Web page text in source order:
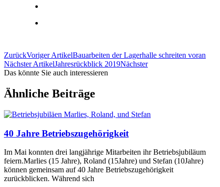
ZurückVoriger ArtikelBauarbeiten der Lagerhalle schreiten voran
Nächster ArtikelJahresrückblick 2019Nächster
Das könnte Sie auch interessieren
Ähnliche Beiträge
40 Jahre Betriebszugehörigkeit
Im Mai konnten drei langjährige Mitarbeiten ihr Betriebsjubiläum
feiern.Marlies (15 Jahre), Roland (15Jahre) und Stefan (10Jahre)
können gemeinsam auf 40 Jahre Betriebszugehörigkeit
zurückblicken. Während sich